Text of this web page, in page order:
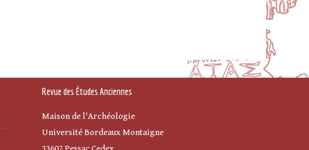
Revue des Études Anciennes
Maison de l'Archéologie
Université Bordeaux Montaigne